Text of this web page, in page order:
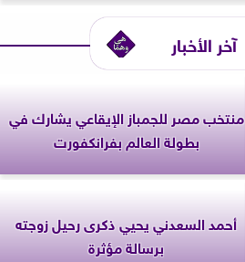
آخر الأخبار
منتخب مصر للجمباز الإيقاعي يشارك في
بطولة العالم بفرانكفورت
أحمد السعدني يحيي ذكرى رحيل زوجته
برسالة مؤثرة